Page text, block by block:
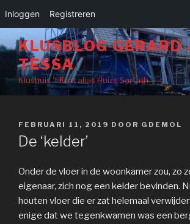
Inloggen Registreren
de
inhoud
springen
KLUSBLOG GERARD
TESSA
Klushuis 't Krot alias Huize Sarfath
GEPLAATST
OP
FEBRUARI 11, 2019 DOOR GDEMOL
De ‘kelder’
Onder de vloer in de woonkamer zou, zo
eigenaar, zich nog een kelder bevinden.
houten vloer die er zat helemaal
enige dat we tegenkwamen was een